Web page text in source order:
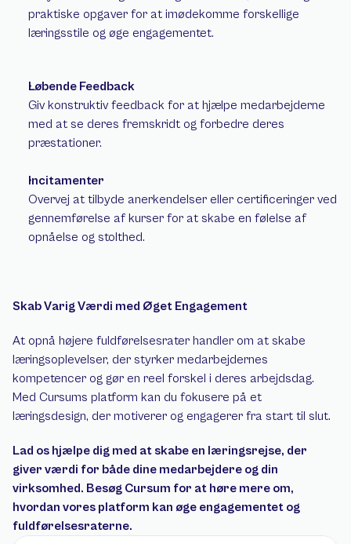
praktiske opgaver for at imødekomme forskellige
læringsstile og øge engagementet.
Løbende Feedback
Giv konstruktiv feedback for at hjælpe medarbejderne
med at se deres fremskridt og forbedre deres
præstationer.
Incitamenter
Overvej at tilbyde anerkendelser eller certificeringer ved
gennemførelse af kurser for at skabe en følelse af
opnåelse og stolthed.
Skab Varig Værdi med Øget Engagement
At opnå højere fuldførelsesrater handler om at skabe
læringsoplevelser, der styrker medarbejdernes
kompetencer og gør en reel forskel i deres arbejdsdag.
Med Cursums platform kan du fokusere på et
læringsdesign, der motiverer og engagerer fra start til slut.
Lad os hjælpe dig med at skabe en læringsrejse, der
giver værdi for både dine medarbejdere og din
virksomhed. Besøg Cursum for at høre mere om,
hvordan vores platform kan øge engagementet og
fuldførelsesraterne.